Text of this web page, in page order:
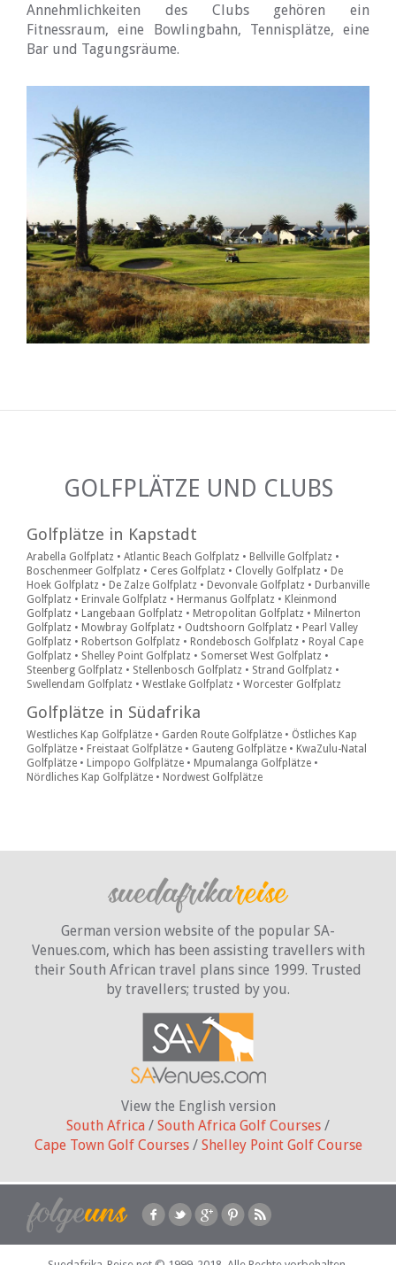
Annehmlichkeiten des Clubs gehören ein
Fitnessraum, eine Bowlingbahn, Tennisplätze, eine
Bar und Tagungsräume.
GOLFPLÄTZE UND CLUBS
Golfplätze in Kapstadt
Arabella Golfplatz • Atlantic Beach Golfplatz • Bellville Golfplatz •
Boschenmeer Golfplatz • Ceres Golfplatz • Clovelly Golfplatz • De
Hoek Golfplatz • De Zalze Golfplatz • Devonvale Golfplatz • Durbanville
Golfplatz • Erinvale Golfplatz • Hermanus Golfplatz • Kleinmond
Golfplatz • Langebaan Golfplatz • Metropolitan Golfplatz • Milnerton
Golfplatz • Mowbray Golfplatz • Oudtshoorn Golfplatz • Pearl Valley
Golfplatz • Robertson Golfplatz • Rondebosch Golfplatz • Royal Cape
Golfplatz • Shelley Point Golfplatz • Somerset West Golfplatz •
Steenberg Golfplatz • Stellenbosch Golfplatz • Strand Golfplatz •
Swellendam Golfplatz • Westlake Golfplatz • Worcester Golfplatz
Golfplätze in Südafrika
Westliches Kap Golfplätze • Garden Route Golfplätze • Östliches Kap
Golfplätze • Freistaat Golfplätze • Gauteng Golfplätze • KwaZulu-Natal
Golfplätze • Limpopo Golfplätze • Mpumalanga Golfplätze •
Nördliches Kap Golfplätze • Nordwest Golfplätze
German version website of the popular SA-
Venues.com, which has been assisting travellers with
their South African travel plans since 1999. Trusted
by travellers; trusted by you.
View the English version
South Africa / South Africa Golf Courses /
Cape Town Golf Courses/ Shelley Point Golf Course